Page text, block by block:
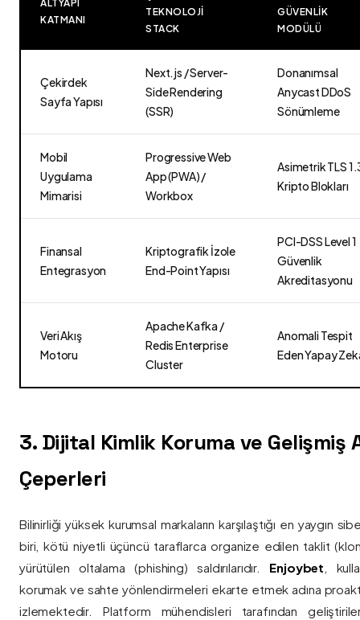
ALTYAPI
KATMANI
TEKNOLOJI
STACK
GÜVENLIK
MODÜLÜ
Çekirdek
Sayfa Yapısı
Next.js / Server-
Side Rendering
(SSR)
Donanımsal
Anycast DDoS
Sönümleme
Mobil
Uygulama
Mimarisi
Progressive Web
App (PWA) /
Workbox
Asimetrik TLS
Kripto Blokları
Finansal
Entegrasyon
Kriptografik İzole
End-Point Yapısı
PCI-DSS Level 1
Güvenlik
Akreditasyonu
Veri Akış
Motoru
Apache Kafka /
Redis Enterprise
Cluster
Anomali Tespit
Eden Yapay
3. Dijital Kimlik Koruma ve Gelişmiş
Çeperleri
Bilinirliği yüksek kurumsal markaların karşılaştığı en yaygın
biri, kötü niyetli üçüncü taraflarca organize edilen taklit
yürütülen oltalama (phishing) saldırılarıdır. Enjoybet ,
korumak ve sahte yönlendirmeleri ekarte etmek adına
izlemektedir. Platform mühendisleri tarafından